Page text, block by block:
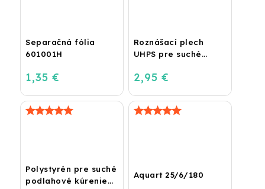
Separačná fólia
601001H
1,35 €
Roznášací plech
UHPS pre suché
2,95 €
Polystyrén pre suché
podlahové kúrenie
Aquart 25/6/180